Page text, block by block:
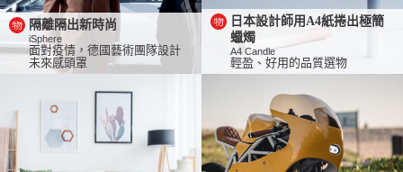
隔離隔出新時尚
iSphere
面對疫情，德國藝術團隊設計
未來感頭罩
日本設計師用A4紙捲出極簡
蠟燭
A4 Candle
輕盈、好用的品質選物